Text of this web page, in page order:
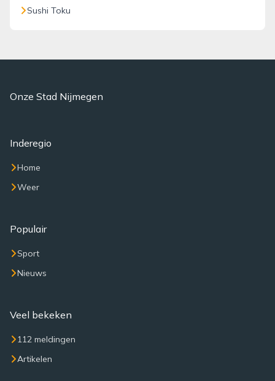
Sushi Toku
Onze Stad Nijmegen
Inderegio
Home
Weer
Populair
Sport
Nieuws
Veel bekeken
112 meldingen
Artikelen